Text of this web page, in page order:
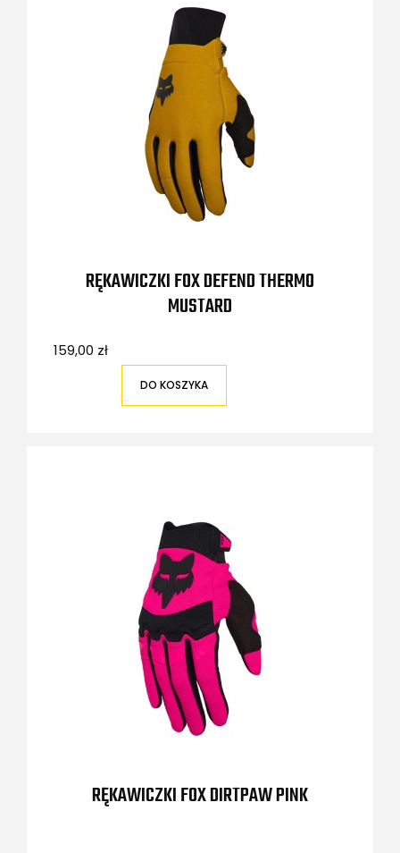
RĘKAWICZKI FOX DEFEND THERMO
MUSTARD
159,00 zł
DO KOSZYKA
RĘKAWICZKI FOX DIRTPAW PINK